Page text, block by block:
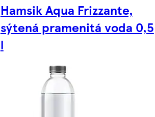
Hamsik Aqua Frizzante,
sýtená pramenitá voda 0,5
l